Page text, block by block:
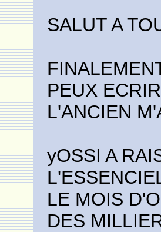
SALUT A
PEUX
L'ANCIEN
yOSSI A
LE MOIS
DES